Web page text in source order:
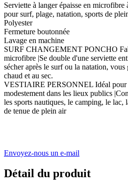
Serviette à langer épaisse en microfibre
pour surf, plage, natation, sports de
Polyester
Fermeture boutonnée
Lavage en machine
SURF CHANGEMENT PONCHO
microfibre |Se double d'une serviette
sécher après le surf ou la natation,
chaud et au sec.
VESTIAIRE PERSONNEL Idéal pour
modestement dans les lieux publics
les sports nautiques, le camping, le lac,
de tenue de plein air
Envoyez-nous un e-mail
Détail du produit